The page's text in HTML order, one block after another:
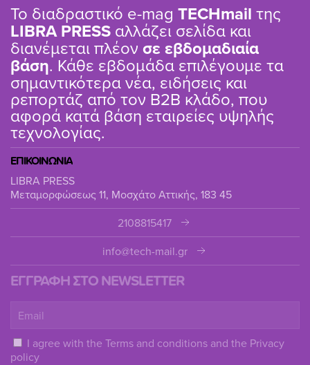
Το διαδραστικό e-mag TΕCHmail της
LIBRA PRESS αλλάζει σελίδα και
διανέμεται πλέον σε εβδομαδιαία
βάση. Κάθε εβδομάδα επιλέγουμε τα
σημαντικότερα νέα, ειδήσεις και
ρεπορτάζ από τον B2B κλάδο, που
αφορά κατά βάση εταιρείες υψηλής
τεχνολογίας.
ΕΠΙΚΟΙΝΩΝΙΑ
LIBRA PRESS
Μεταμορφώσεως 11, Μοσχάτο Αττικής, 183 45
2108815417
info@tech-mail.gr
ΕΓΓΡΑΦΗ ΣΤΟ NEWSLETTER
I agree with the Terms and conditions and the Privacy
policy